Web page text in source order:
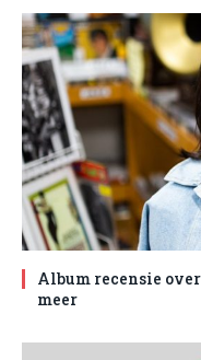
Album recensie
meer